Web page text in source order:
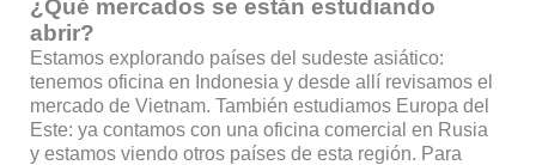
¿Qué mercados se están estudiando
abrir?
Estamos explorando países del sudeste asiático:
tenemos oficina en Indonesia y desde allí revisamos el
mercado de Vietnam. También estudiamos Europa del
Este: ya contamos con una oficina comercial en Rusia
y estamos viendo otros países de esta región. Para